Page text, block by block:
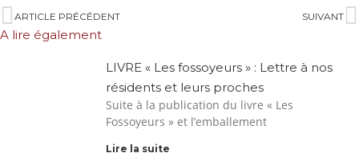
ARTICLE PRÉCÉDENT SUIVANT
A lire également
LIVRE « Les fossoyeurs » : Lettre à nos
résidents et leurs proches
Suite à la publication du livre « Les
Fossoyeurs » et l’emballement
Lire la suite